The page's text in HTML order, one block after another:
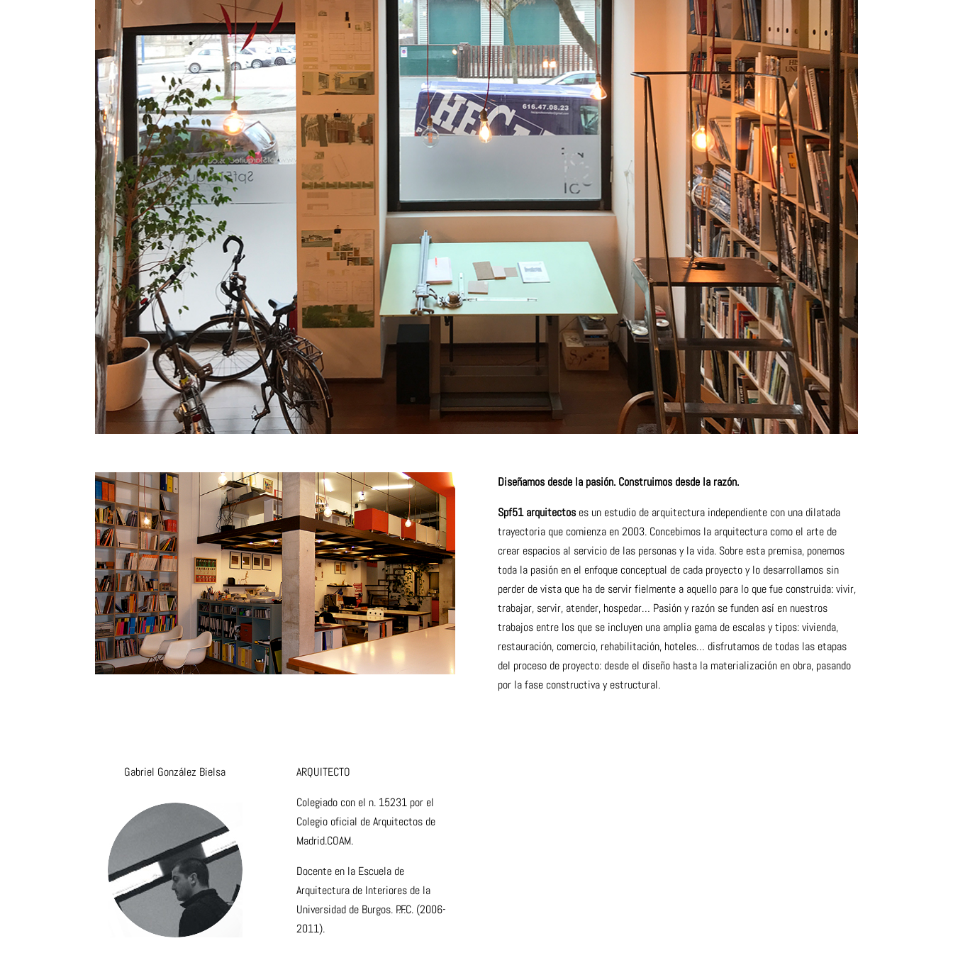
Diseñamos desde la pasión. Construimos desde la razón.
Spf51 arquitectoses un estudio de arquitectura independiente con una dilatada
trayectoria que comienza en 2003. Concebimos la arquitectura como el arte de
crear espacios al servicio de las personas y la vida. Sobre esta premisa, ponemos
toda la pasión en el enfoque conceptual de cada proyecto y lo desarrollamos sin
perder de vista que ha de servir fielmente a aquello para lo que fue construida: vivir,
trabajar, servir, atender, hospedar… Pasión y razón se funden así en nuestros
trabajos entre los que se incluyen una amplia gama de escalas y tipos: vivienda,
restauración, comercio, rehabilitación, hoteles… disfrutamos de todas las etapas
del proceso de proyecto: desde el diseño hasta la materialización en obra, pasando
por la fase constructiva y estructural.
Gabriel González Bielsa ARQUITECTO
Colegiado con el n. 15231 por el
Colegio oficial de Arquitectos de
Madrid.COAM.
Docente en la Escuela de
Arquitectura de Interiores de la
Universidad de Burgos. P.F.C. (2006-
2011).